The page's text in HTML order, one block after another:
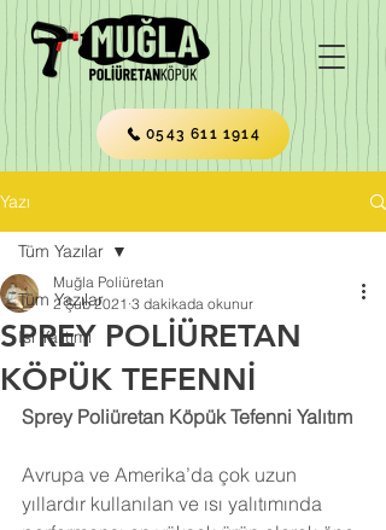
0543 611 1914
Yazı
Tüm Yazılar
Isı Yalıtımı
Tüm Yazılar
SPREY POLİÜRETAN
KÖPÜK TEFENNİ
Muğla Poliüretan
2 Şub 2021 3 dakikada okunur
Sprey Poliüretan Köpük Tefenni Yalıtım
Avrupa ve Amerika’da çok uzun
yıllardır kullanılan ve ısı yalıtımında